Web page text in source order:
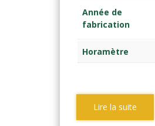
Année de
fabrication
Horamètre
Lire la suite